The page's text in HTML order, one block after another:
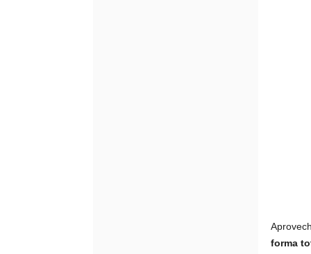
forma